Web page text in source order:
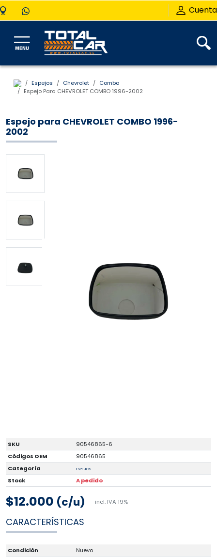
Cuenta
Espejos Chevrolet
Combo
Espejo Para CHEVROLET COMBO 1996-2002
Espejo para CHEVROLET COMBO 1996-
2002
SKU
90546865-6
Códigos OEM
90546865
Categoría
ESPEJOS
Stock A pedido
$12.000 (c/u) incl. IVA 19%
CARACTERÍSTICAS
Condición
Nuevo